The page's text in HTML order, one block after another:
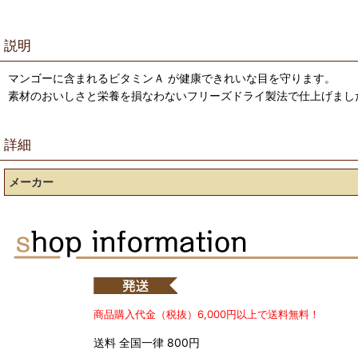
説明
マンゴーに含まれるビタミンＡ が健康できれいな目を守ります。
素材のおいしさと栄養を損なわないフリーズドライ製法で仕上げまし
詳細
メーカー
商品購入代金（税抜）6,000円以上で送料無料！
送料 全国一律 800円